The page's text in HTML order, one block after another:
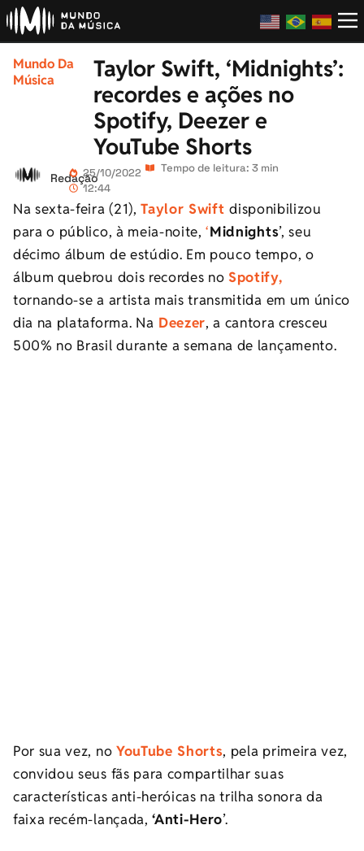
Mundo Da
Música
Taylor Swift, ‘Midnights’:
recordes e ações no
Spotify, Deezer e
YouTube Shorts
Redação25/10/2022
12:44
Tempo de leitura: 3 min
Na sexta-feira (21),Taylor Swift disponibilizou
para o público, à meia-noite,‘Midnights’, seu
décimo álbum de estúdio. Em pouco tempo, o
álbum quebrou dois recordes noSpotify,
tornando-se a artista mais transmitida em um único
dia na plataforma. Na Deezer, a cantora cresceu
500% no Brasil durante a semana de lançamento.
Por sua vez, no YouTube Shorts, pela primeira vez,
convidou seus fãs para compartilhar suas
características anti-heróicas na trilha sonora da
faixa recém-lançada,‘Anti-Hero’.